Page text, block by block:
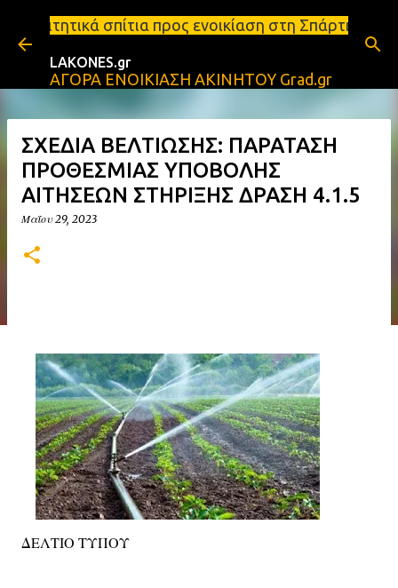
Μετάβαση στο κύριο περιεχόμενο
προς ενοικίαση στη Σπάρτη Ενοικιάσεις
LAKONES.gr
ΑΓΟΡΑ ΕΝΟΙΚΙΑΣΗ ΑΚΙΝΗΤΟΥ Grad.gr
ΣΧΕΔΙΑ ΒΕΛΤΙΩΣΗΣ: ΠΑΡΑΤΑΣΗ
ΠΡΟΘΕΣΜΙΑΣ ΥΠΟΒΟΛΗΣ
ΑΙΤΗΣΕΩΝ ΣΤΗΡΙΞΗΣ ΔΡΑΣΗ 4.1.5
Μαΐου 29, 2023
ΔΕΛΤΙΟ ΤΥΠΟΥ